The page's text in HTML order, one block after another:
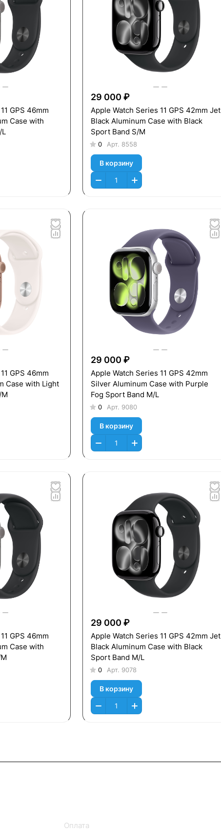
GPS 46mm
Case with
L
29 000 ₽
Apple Watch Series 11 GPS 42mm Jet
Black Aluminum Case with Black
Sport Band S/M
0 Арт. 8558
В корзину
GPS 46mm
Case with Light
29 000 ₽
Apple Watch Series 11 GPS 42mm
Silver Aluminum Case with Purple
Fog Sport Band M/L
0 Арт. 9080
В корзину
GPS 46mm
Case with
29 000 ₽
Apple Watch Series 11 GPS 42mm Jet
Black Aluminum Case with Black
Sport Band M/L
0 Арт. 9078
В корзину
Оплата